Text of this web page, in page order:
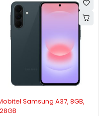
Samsung A37, 8GB,